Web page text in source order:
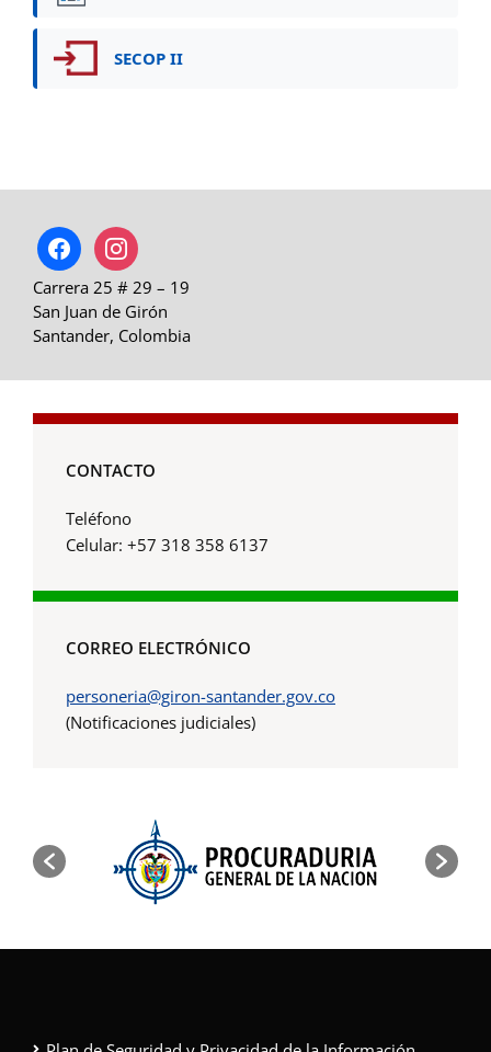
SECOP II
facebookinstagram
Carrera 25 # 29 – 19
San Juan de Girón
Santander, Colombia
CONTACTO
Teléfono
Celular: +57 318 358 6137
CORREO ELECTRÓNICO
personeria@giron-santander.gov.co
(Notificaciones judiciales)